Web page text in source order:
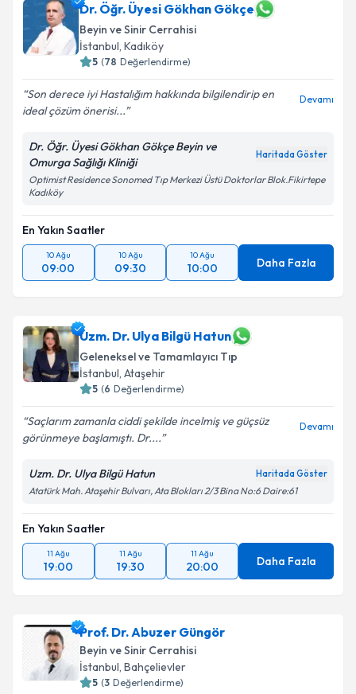
Dr. Öğr. Üyesi Gökhan Gökçe
Beyin ve Sinir Cerrahisi
İstanbul, Kadıköy
5 (78 Değerlendirme)
Son derece iyi Hastalığım hakkında bilgilendirip en
ideal çözüm önerisi...
Devamı
Dr. Öğr. Üyesi Gökhan Gökçe Beyin ve
Omurga Sağlığı Kliniği
Haritada Göster
Optimist Residence Sonomed Tıp Merkezi Üstü Doktorlar Blok.Fikirtepe
Kadıköy
En Yakın Saatler
10 Ağu
09:00
10 Ağu
09:30
10 Ağu
10:00 Daha Fazla
Uzm. Dr. Ulya Bilgü Hatun
Geleneksel ve Tamamlayıcı Tıp
İstanbul, Ataşehir
5 (6 Değerlendirme)
Saçlarım zamanla ciddi şekilde incelmiş ve güçsüz
görünmeye başlamıştı. Dr....
Devamı
Uzm. Dr. Ulya Bilgü Hatun Haritada Göster
Atatürk Mah. Ataşehir Bulvarı, Ata Blokları 2/3 Bina No:6 Daire:61
En Yakın Saatler
11 Ağu
19:00
11 Ağu
19:30
11 Ağu
20:00 Daha Fazla
Prof. Dr. Abuzer Güngör
Beyin ve Sinir Cerrahisi
İstanbul, Bahçelievler
5 (3 Değerlendirme)